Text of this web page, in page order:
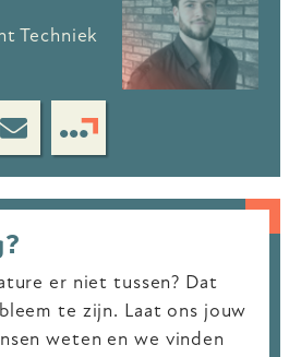
Techniek
er niet tussen? Dat
te zijn. Laat ons jouw
weten en we vinden